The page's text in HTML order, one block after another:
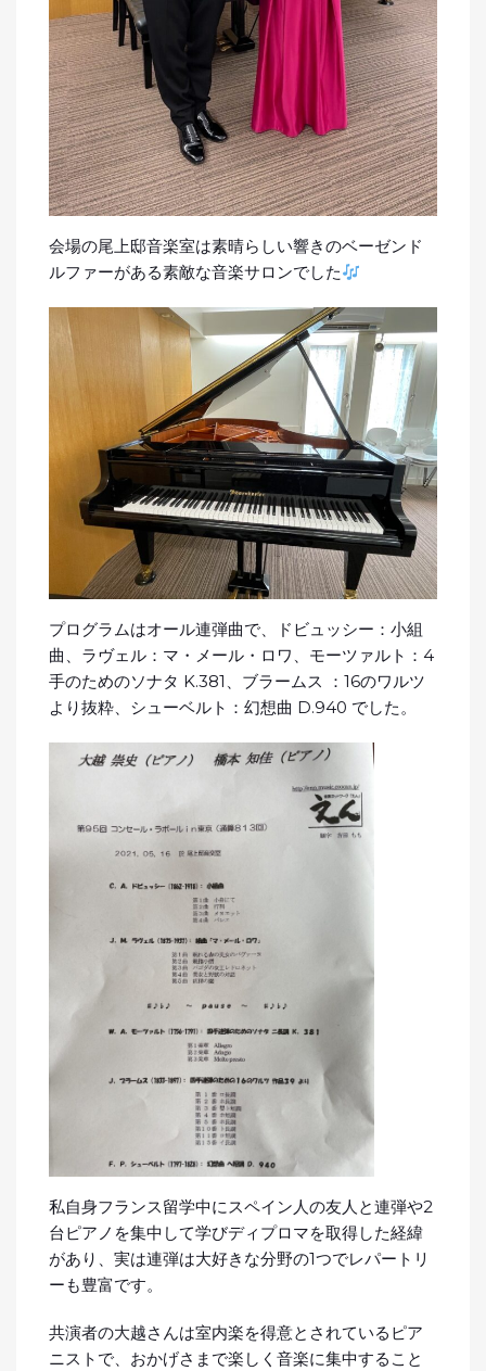
会場の尾上邸音楽室は素晴らしい響きのベーゼンド
ルファーがある素敵な音楽サロンでした
プログラムはオール連弾曲で、ドビュッシー：小組
曲、ラヴェル：マ・メール・ロワ、モーツァルト：4
手のためのソナタ K.381、ブラームス ：16のワルツ
より抜粋、シューベルト：幻想曲 D.940 でした。
私自身フランス留学中にスペイン人の友人と連弾や2
台ピアノを集中して学びディプロマを取得した経緯
があり、実は連弾は大好きな分野の1つでレパートリ
ーも豊富です。
共演者の大越さんは室内楽を得意とされているピア
ニストで、おかげさまで楽しく音楽に集中すること